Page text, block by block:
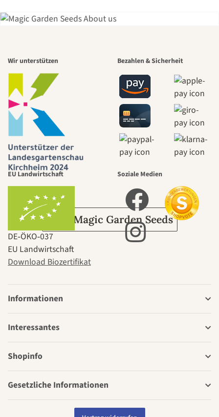
schönsten
Wege zu uns
selbst führt
durch den
Garten
Über Magic Garden Seeds
Wir unterstützen Bezahlen & Sicherheit
EU Landwirtschaft
DE‑ÖKO‑037
EU Landwirtschaft
Download Biozertifikat
Soziale Medien
Informationen
Interessantes
Shopinfo
Gesetzliche Informationen